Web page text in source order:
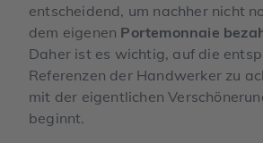
entscheidend, um nachher nicht
dem eigenen Portemonnaie
Daher ist es wichtig, auf die
Referenzen der Handwerker zu
mit der eigentlichen
beginnt.